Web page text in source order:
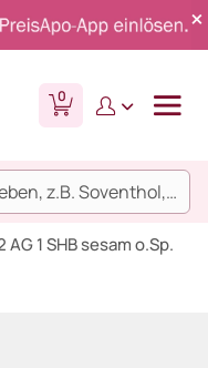
0
1 SHB sesam o.Sp.